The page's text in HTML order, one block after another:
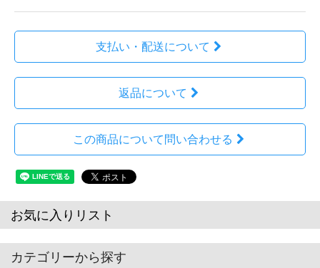
支払い・配送について
返品について
この商品について問い合わせる
お気に入りリスト
カテゴリーから探す